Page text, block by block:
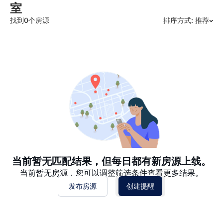
室
找到0个房源 排序方式: 推荐
当前暂无匹配结果，但每日都有新房源上线。
当前暂无房源，您可以调整筛选条件查看更多结果。
发布房源 创建提醒